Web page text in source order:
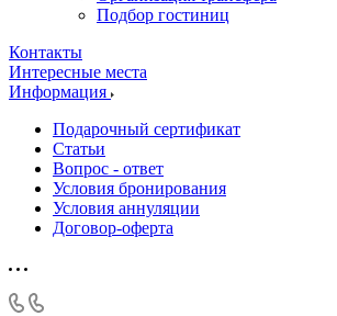
Подбор гостиниц
Контакты
Интересные места
Информация
Подарочный сертификат
Статьи
Вопрос - ответ
Условия бронирования
Условия аннуляции
Договор-оферта